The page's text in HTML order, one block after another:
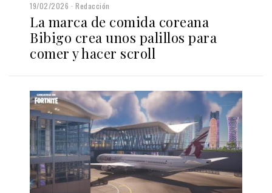
19/02/2026 Redacción
La marca de comida coreana
Bibigo crea unos palillos para
comer y hacer scroll